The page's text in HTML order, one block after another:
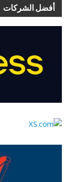
أفضل الشركات